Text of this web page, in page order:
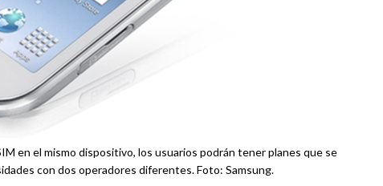
en el mismo dispositivo, los usuarios podrán tener planes que se
con dos operadores diferentes. Foto: Samsung.